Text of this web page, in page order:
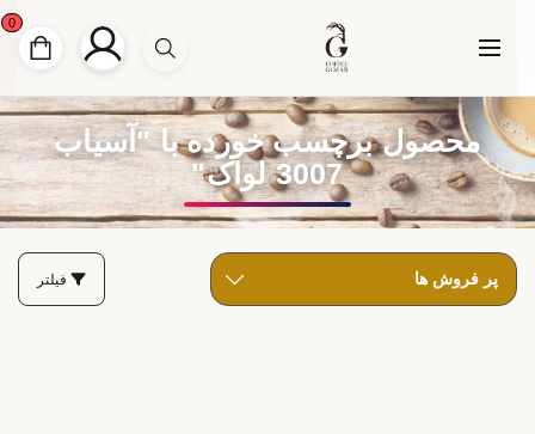
0
محصول برچسب خورده با "آسیاب
3007 لواک"
فیلتر